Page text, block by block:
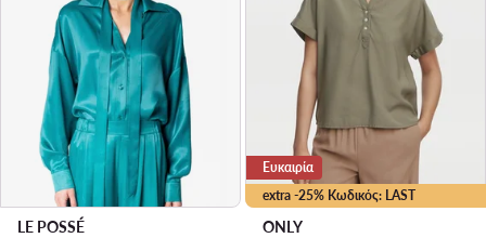
LE POSSÉ
extra -25% Κωδικός: LAST
Ευκαιρία
ONLY